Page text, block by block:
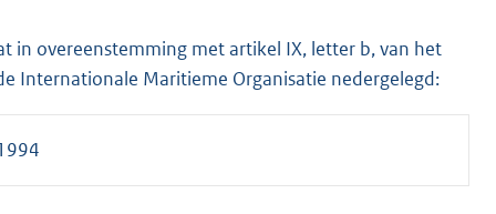
in overeenstemming met artikel IX, letter b, van het
Internationale Maritieme Organisatie nedergelegd: